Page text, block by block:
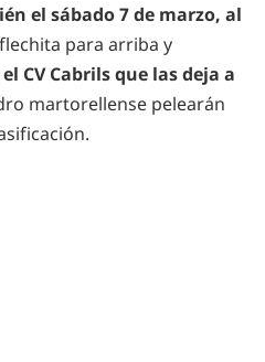
el sábado 7 de marzo, al
para arriba y
CV Cabrils que las deja a
martorellense pelearán